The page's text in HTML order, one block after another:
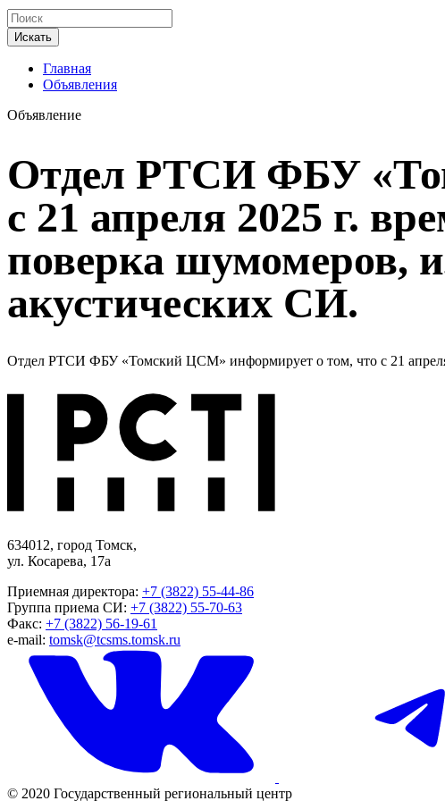
Искать
Главная
Объявления
Объявление
Отдел РТСИ ФБУ
с 21 апреля 2025 г.
поверка шумомеров,
акустических СИ.
Отдел РТСИ ФБУ «Томский ЦСМ» информирует о том, что с 21 апреля
634012, город Томск,
ул. Косарева, 17а
Приемная директора: +7 (3822) 55-44-86
Группа приема СИ: +7 (3822) 55-70-63
Факс: +7 (3822) 56-19-61
e-mail: tomsk@tcsms.tomsk.ru
© 2020 Государственный региональный центр